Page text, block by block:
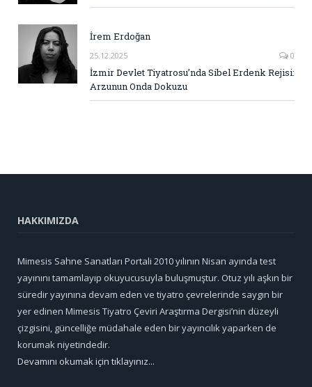
İrem Erdoğan
25.12.2025 0
İzmir Devlet Tiyatrosu’nda Sibel Erdenk Rejisi:
Arzunun Onda Dokuzu
HAKKIMIZDA
Mimesis Sahne Sanatları Portali 2010 yılının Nisan ayında test
yayınını tamamlayıp okuyucusuyla buluşmuştur. Otuz yılı aşkın bir
süredir yayınına devam eden ve tiyatro çevrelerinde saygın bir
yer edinen Mimesis Tiyatro Çeviri Araştırma Dergisi’nin düzeyli
çizgisini, güncelliğe müdahale eden bir yayıncılık yaparken de
korumak niyetindedir.
Devamını okumak için tıklayınız...